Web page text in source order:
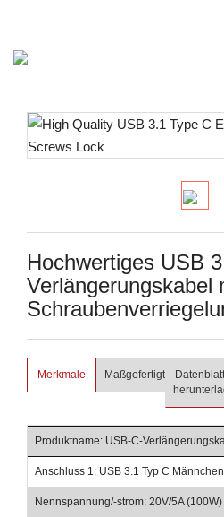
Hochwertiges USB
Verlängerungskabel
Merkmale Maßgefertigt
Datenblatt
Produktname: USB-C-
Anschluss 1: USB 3.1 Typ C Männchen
Nennspannung/-strom: 20V/5A (100W)